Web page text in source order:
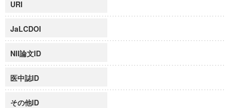
URI
JaLCDOI
NII論文ID
医中誌ID
その他ID